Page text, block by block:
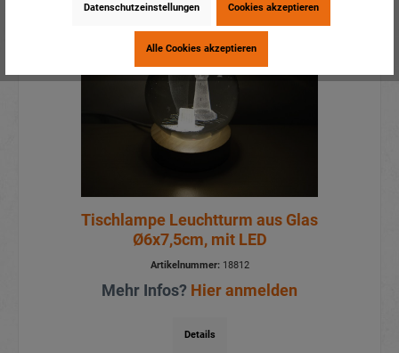
Tischlampe Leuchtturm aus Glas
Ø6x7,5cm, mit LED
Artikelnummer:18812
Mehr Infos? Hier anmelden
Details
Datenschutzeinstellungen Cookies akzeptieren
Alle Cookies akzeptieren